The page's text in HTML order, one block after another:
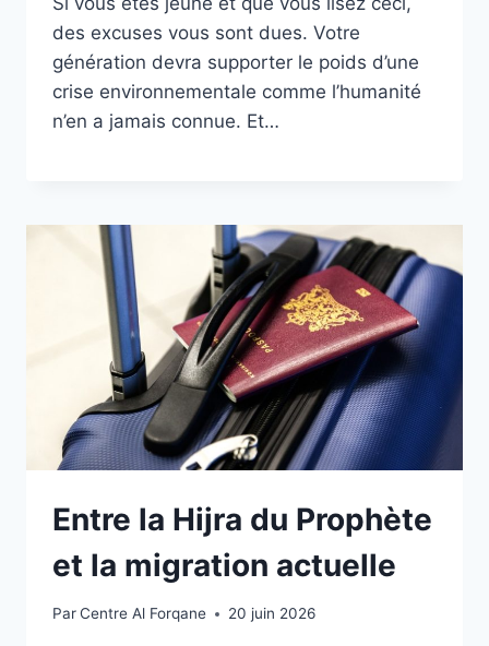
des excuses vous sont dues. Votre
génération devra supporter le poids d’une
crise environnementale comme l’humanité
n’en a jamais connue. Et…
Entre la Hijra du Prophète
et la migration actuelle
ParCentre Al Forqane 20 juin 2026